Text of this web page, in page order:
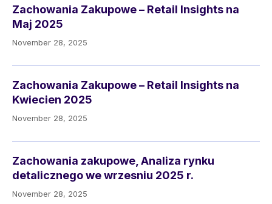
Zachowania Zakupowe – Retail Insights na
Maj 2025
November 28, 2025
Zachowania Zakupowe – Retail Insights na
Kwiecien 2025
November 28, 2025
Zachowania zakupowe, Analiza rynku
detalicznego we wrzesniu 2025 r.
November 28, 2025